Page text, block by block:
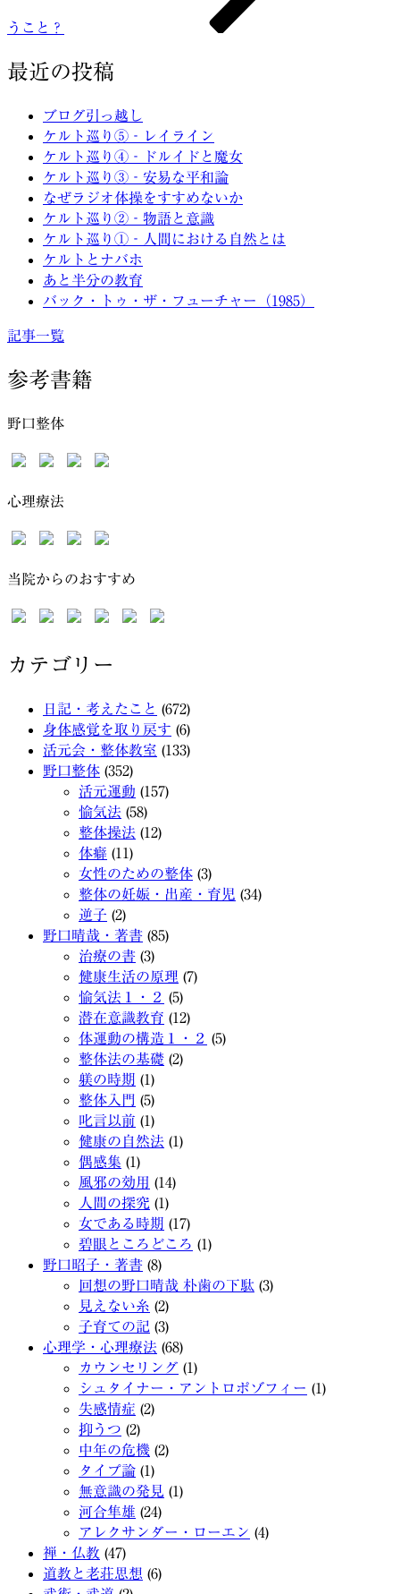
うこと？
最近の投稿
ブログ引っ越し
ケルト巡り⑤‐レイライン
ケルト巡り④‐ドルイドと魔女
ケルト巡り③‐安易な平和論
なぜラジオ体操をすすめないか
ケルト巡り②‐物語と意識
ケルト巡り①‐人間における自然とは
ケルトとナバホ
あと半分の教育
バック・トゥ・ザ・フューチャー（1985）
記事一覧
参考書籍
野口整体
心理療法
当院からのおすすめ
カテゴリー
日記・考えたこと (672)
身体感覚を取り戻す (6)
活元会・整体教室 (133)
野口整体 (352)
活元運動 (157)
愉気法 (58)
整体操法 (12)
体癖 (11)
女性のための整体 (3)
整体の妊娠・出産・育児 (34)
逆子 (2)
野口晴哉・著書 (85)
治療の書 (3)
健康生活の原理 (7)
愉気法１・２ (5)
潜在意識教育 (12)
体運動の構造１・２ (5)
整体法の基礎 (2)
躾の時期 (1)
整体入門 (5)
叱言以前 (1)
健康の自然法 (1)
偶感集 (1)
風邪の効用 (14)
人間の探究 (1)
女である時期 (17)
碧眼ところどころ (1)
野口昭子・著書 (8)
回想の野口晴哉 朴歯の下駄 (3)
見えない糸 (2)
子育ての記 (3)
心理学・心理療法 (68)
カウンセリング (1)
シュタイナー・アントロポゾフィー (1)
失感情症 (2)
抑うつ (2)
中年の危機 (2)
タイプ論 (1)
無意識の発見 (1)
河合隼雄 (24)
アレクサンダー・ローエン (4)
禅・仏教 (47)
道教と老荘思想 (6)